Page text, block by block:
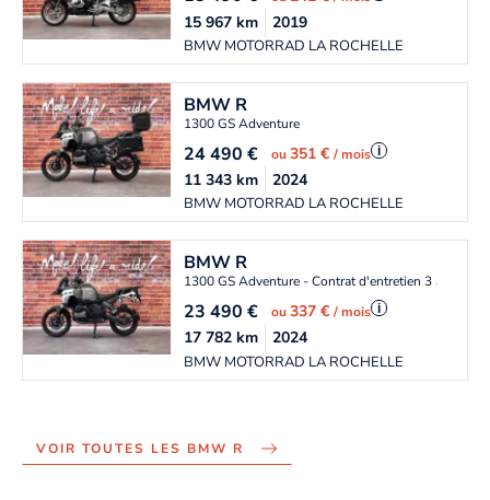
BMW MOTORRAD LA ROCHELLE
15 967km 2019
BMW R
1300 GS Adventure
24 490€ ou351 €/ mois i
BMW MOTORRAD LA ROCHELLE
11 343km 2024
BMW R
1300 GS Adventure - Contrat d'entretien 3 ans
23 490€ ou337 €/ mois i
BMW MOTORRAD LA ROCHELLE
17 782km 2024
VOIR TOUTES LES BMW R